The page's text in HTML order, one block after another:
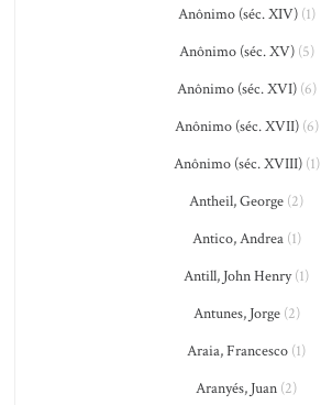
Anônimo (séc. XIV)(1)
Anônimo (séc. XV)(5)
Anônimo (séc. XVI)(6)
Anônimo (séc. XVII)(6)
Anônimo (séc. XVIII)(1)
Antheil, George (2)
Antico, Andrea(1)
Antill, John Henry(1)
Antunes, Jorge(2)
Araia, Francesco (1)
Aranyés, Juan (2)